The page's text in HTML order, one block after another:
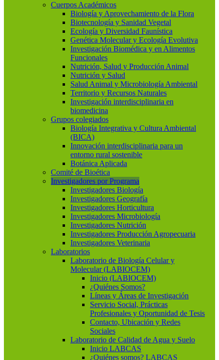
Cuerpos Académicos
Biología y Aprovechamiento de la Flora
Biotecnología y Sanidad Vegetal
Ecología y Diversidad Faunística
Genética Molecular y Ecología Evolutiva
Investigación Biomédica y en Alimentos
Funcionales
Nutrición, Salud y Producción Animal
Nutrición y Salud
Salud Animal y Microbiología Ambiental
Territorio y Recursos Naturales
Investigación interdisciplinaria en
biomedicina
Grupos colegiados
Biología Integrativa y Cultura Ambiental
(BICA)
Innovación interdisciplinaria para un
entorno rural sostenible
Botánica Aplicada
Comité de Bioética
Investigadores por Programa
Investigadores Biología
Investigadores Geografía
Investigadores Horticultura
Investigadores Microbiología
Investigadores Nutrición
Investigadores Producción Agropecuaria
Investigadores Veterinaria
Laboratorios
Laboratorio de Biología Celular y
Molecular (LABIOCEM)
Inicio (LABIOCEM)
¿Quiénes Somos?
Líneas y Áreas de Investigación
Servicio Social, Prácticas
Profesionales y Oportunidad de Tesis
Contacto, Ubicación y Redes
Sociales
Laboratorio de Calidad de Agua y Suelo
Inicio LABCAS
¿Quiénes somos? LABCAS